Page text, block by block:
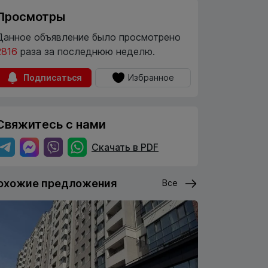
объявление было просмотрено
раза за последнюю неделю.
Подписаться Избранное
с нами
Скачать в PDF
предложения Все